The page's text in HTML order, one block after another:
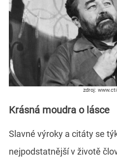
zdroj:
Krásná moudra o lásce
Slavné výroky a citáty se
nejpodstatnější v životě